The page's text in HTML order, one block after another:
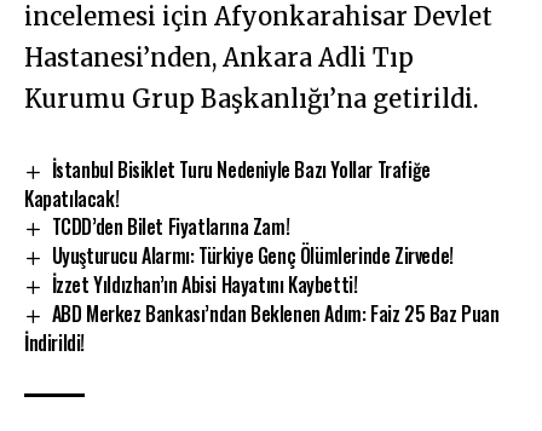
incelemesi için Afyonkarahisar Devlet
Hastanesi’nden, Ankara Adli Tıp
Kurumu Grup Başkanlığı’na getirildi.
İstanbul Bisiklet Turu Nedeniyle Bazı Yollar Trafiğe
Kapatılacak!
TCDD’den Bilet Fiyatlarına Zam!
Uyuşturucu Alarmı: Türkiye Genç Ölümlerinde Zirvede!
İzzet Yıldızhan’ın Abisi Hayatını Kaybetti!
ABD Merkez Bankası’ndan Beklenen Adım: Faiz 25 Baz Puan
İndirildi!